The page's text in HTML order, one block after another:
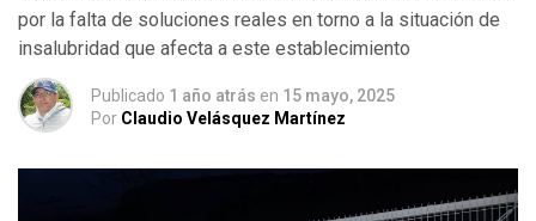
por la falta de soluciones reales en torno a la situación de
insalubridad que afecta a este establecimiento
Publicado 1 año atrás en 15 mayo, 2025
Por Claudio Velásquez Martínez